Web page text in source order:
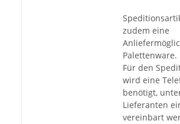
zudem eine
Palettenware.
Für den
wird eine
benötigt,
Lieferanten
vereinbart